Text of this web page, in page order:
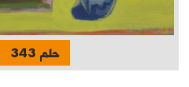
حلم 343